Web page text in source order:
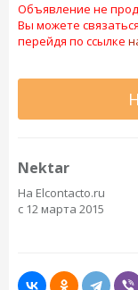
Объявление не
Вы можете
перейдя по ссылке
Nektar
На Elcontacto.ru
с 12 марта 2015